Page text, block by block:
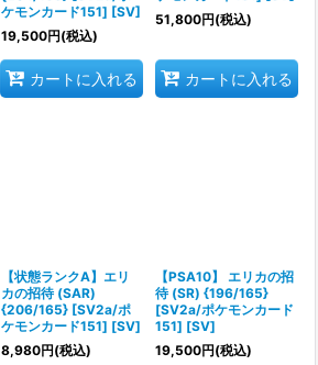
ケモンカード151] [SV]
19,500円(税込)
カートに入れる
51,800円(税込)
カートに入れる
【状態ランクA】エリ
カの招待 (SAR)
{206/165} [SV2a/ポ
ケモンカード151] [SV]
8,980円(税込)
【PSA10】 エリカの招
待 (SR) {196/165}
[SV2a/ポケモンカード
151] [SV]
19,500円(税込)